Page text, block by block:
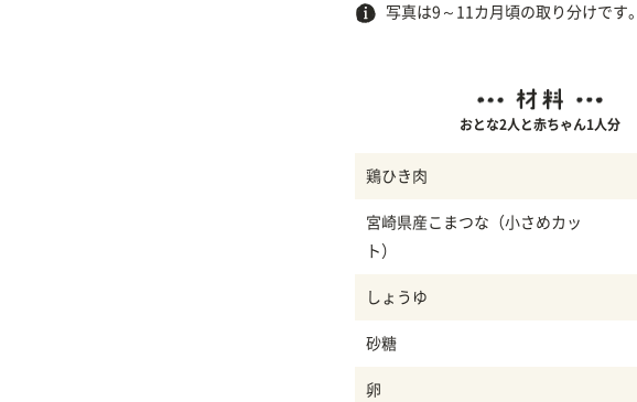
写真は9～11カ月頃の取り分けです。
おとな2人と赤ちゃん1人分
鶏ひき肉
宮崎県産こまつな（小さめカッ
ト）
しょうゆ
砂糖
卵